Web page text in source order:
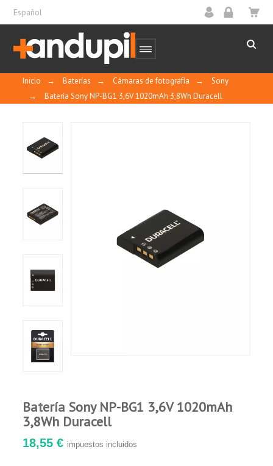
Español
Inicio → Baterías → Cámaras de fotografía →
Sony
→
Batería Sony NP-BG1 3,6V 1020mAh 3,8Wh Duracell
Batería Sony NP-BG1 3,6V 1020mAh
3,8Wh Duracell
18,55 € impuestos incluidos